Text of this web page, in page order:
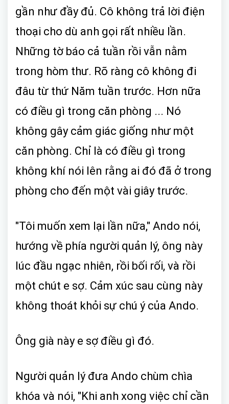
gần như đầy đủ. Cô không trả lời điện
thoại cho dù anh gọi rất nhiều lần.
Những tờ báo cả tuần rồi vẫn nằm
trong hòm thư. Rõ ràng cô không đi
đâu từ thứ Năm tuần trước. Hơn nữa
có điều gì trong căn phòng ... Nó
không gây cảm giác giống như một
căn phòng. Chỉ là có điều gì trong
không khí nói lên rằng ai đó đã ở trong
phòng cho đến một vài giây trước.
"Tôi muốn xem lại lần nữa," Ando nói,
hướng về phía người quản lý, ông này
lúc đầu ngạc nhiên, rồi bối rối, và rồi
một chút e sợ. Cảm xúc sau cùng này
không thoát khỏi sự chú ý của Ando.
Ông già này e sợ điều gì đó.
Người quản lý đưa Ando chùm chìa
khóa và nói, "Khi anh xong việc chỉ cần